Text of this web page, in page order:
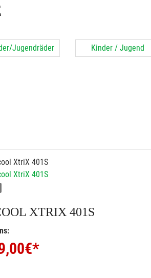
Jugendräder Kinder / Jugend
XTRIX 401S
€*